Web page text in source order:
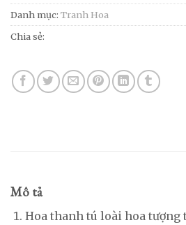
Danh mục: Tranh Hoa
Chia sẻ:
Mô tả
Hoa thanh tú loài hoa tượng